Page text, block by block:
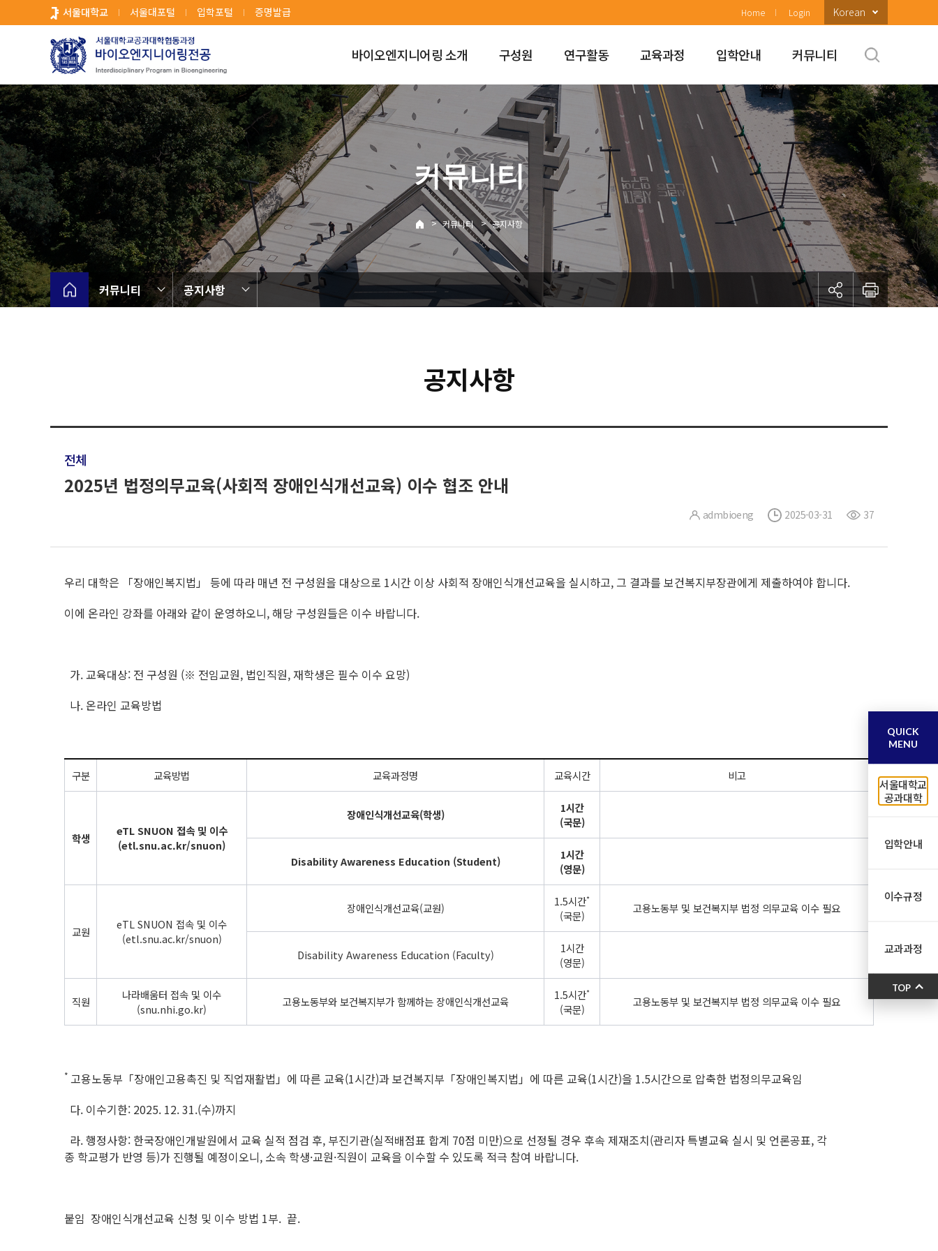
로
뉴
서울대학교 서울대포털 입학포털 증명발급 Home Login Korean
바이오엔지니어링 소개 구성원 연구활동 교육과정 입학안내 커뮤니티
커뮤니티
> 커뮤니티 > 공지사항
커뮤니티 공지사항
공지사항
전체
2025년 법정의무교육(사회적 장애인식개선교육) 이수 협조 안내
admbioeng 2025-03-31 37
우리 대학은 「장애인복지법」 등에 따라 매년 전 구성원을 대상으로 1시간 이상 사회적 장애인식개선교육을 실시하고, 그 결과를 보건복지부장관에게 제출하여야 합니다.
이에 온라인 강좌를 아래와 같이 운영하오니, 해당 구성원들은 이수 바랍니다.
가. 교육대상: 전 구성원 (※ 전임교원, 법인직원, 재학생은 필수 이수 요망)
나. 온라인 교육방법
구분 교육방법 교육과정명 교육시간 비고
학생
eTL SNUON 접속 및 이수
(etl.snu.ac.kr/snuon)
장애인식개선교육(학생)
1시간
(국문)
Disability Awareness Education (Student)
1시간
(영문)
교원
eTL SNUON 접속 및 이수
(etl.snu.ac.kr/snuon)
장애인식개선교육(교원) 1.5시간*
(국문)
고용노동부 및 보건복지부 법정 의무교육 이수 필요
Disability Awareness Education (Faculty)
1시간
(영문)
직원
나라배움터 접속 및 이수
(snu.nhi.go.kr)
고용노동부와 보건복지부가 함께하는 장애인식개선교육 1.5시간*
(국문)
고용노동부 및 보건복지부 법정 의무교육 이수 필요
* 고용노동부「장애인고용촉진 및 직업재활법」에 따른 교육(1시간)과 보건복지부「장애인복지법」에 따른 교육(1시간)을 1.5시간으로 압축한 법정의무교육임
다. 이수기한: 2025. 12. 31.(수)까지
라. 행정사항: 한국장애인개발원에서 교육 실적 점검 후, 부진기관(실적배점표 합계 70점 미만)으로 선정될 경우 후속 제재조치(관리자 특별교육 실시 및 언론공표, 각
종 학교평가 반영 등)가 진행될 예정이오니, 소속 학생·교원·직원이 교육을 이수할 수 있도록 적극 참여 바랍니다.
붙임 장애인식개선교육 신청 및 이수 방법 1부. 끝.
QUICK
MENU
서울대학교
공과대학
입학안내
이수규정
교과과정
TOP